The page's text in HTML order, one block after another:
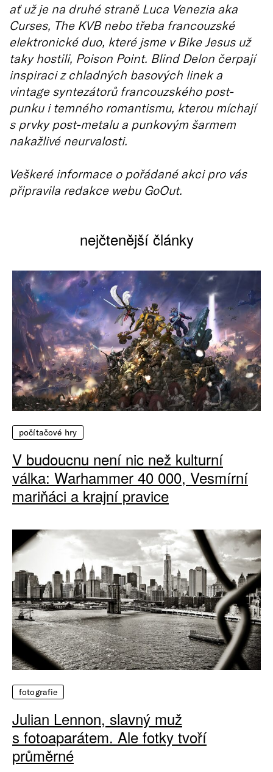
ať už je na druhé straně Luca Venezia aka
Curses, The KVB nebo třeba francouzské
elektronické duo, které jsme v Bike Jesus už
taky hostili, Poison Point. Blind Delon čerpají
inspiraci z chladných basových linek a
vintage syntezátorů francouzského post-
punku i temného romantismu, kterou míchají
s prvky post-metalu a punkovým šarmem
nakažlivé neurvalosti.
Veškeré informace o pořádané akci pro vás
připravila redakce webu GoOut.
nejčtenější články
počítačové hry
V budoucnu není nic než kulturní
válka: Warhammer 40 000, Vesmírní
mariňáci a krajní pravice
fotografie
Julian Lennon, slavný muž
s fotoaparátem. Ale fotky tvoří
průměrné